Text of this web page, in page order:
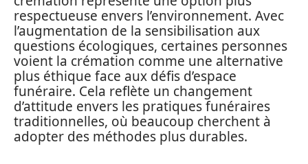
respectueuse envers l’environnement. Avec
l’augmentation de la sensibilisation aux
questions écologiques, certaines personnes
voient la crémation comme une alternative
plus éthique face aux défis d’espace
funéraire. Cela reflète un changement
d’attitude envers les pratiques funéraires
traditionnelles, où beaucoup cherchent à
adopter des méthodes plus durables.